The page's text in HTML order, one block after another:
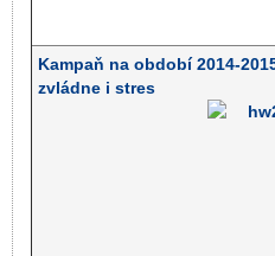
Kampaň na období 2014-
zvládne i stres